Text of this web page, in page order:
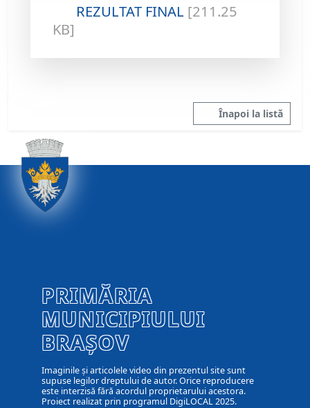
REZULTAT FINAL [211.25
KB]
Înapoi la listă
PRIMĂRIA
MUNICIPIULUI
BRAȘOV
Imaginile și articolele video din prezentul site sunt
supuse legilor dreptului de autor. Orice reproducere
este interzisă fără acordul proprietarului acestora.
Proiect realizat prin programul DigiLOCAL 2025.